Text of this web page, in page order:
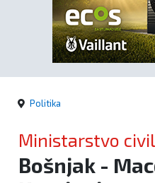
Kultura
Crna
kronika
Politika
Zanimljivosti
Politika
Ministarstvo
Bošnjak -